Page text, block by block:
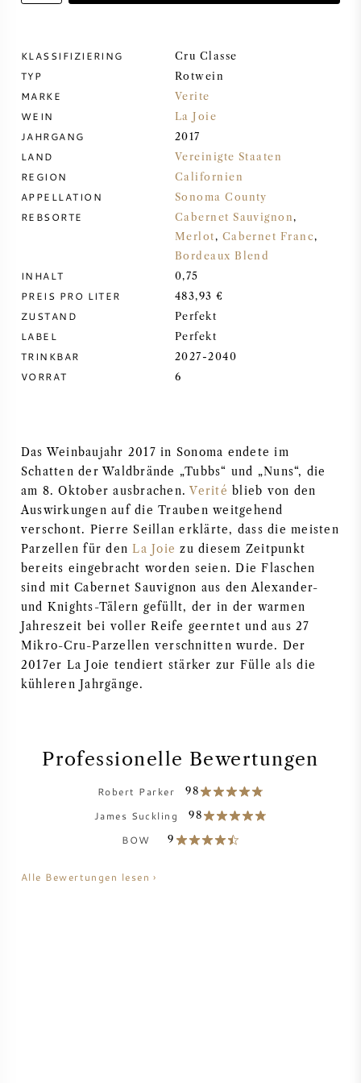
CABERNET SAUVIGNON
PINOT NOIR
MERLOT
ALLE REBSORTEN
FRANZÖSISCHER WEIN
ITALIENISCHER WEIN
SPANISCHER WEIN
ÖSTERREICHISCHER WEIN
ALLE LÄNDER
KLASSIFIZIERING Cru Classe
TYP Rotwein
MARKE Verite
WEIN La Joie
JAHRGANG 2017
LAND Vereinigte Staaten
REGION Californien
APPELLATION Sonoma County
REBSORTE Cabernet Sauvignon,
Merlot, Cabernet Franc,
Bordeaux Blend
INHALT 0,75
PREIS PRO LITER 483,93 €
ZUSTAND Perfekt
LABEL Perfekt
TRINKBAR 2027-2040
VORRAT 6
Das Weinbaujahr 2017 in Sonoma endete im
Schatten der Waldbrände „Tubbs“ und „Nuns“, die
am 8. Oktober ausbrachen.Verité blieb von den
Auswirkungen auf die Trauben weitgehend
verschont. Pierre Seillan erklärte, dass die meisten
Parzellen für denLa Joie zu diesem Zeitpunkt
bereits eingebracht worden seien. Die Flaschen
sind mit Cabernet Sauvignon aus den Alexander-
und Knights-Tälern gefüllt, der in der warmen
Jahreszeit bei voller Reife geerntet und aus 27
Mikro-Cru-Parzellen verschnitten wurde. Der
2017er La Joie tendiert stärker zur Fülle als die
kühleren Jahrgänge.
Professionelle Bewertungen
Robert Parker 98
James Suckling 98
BOW 9
Alle Bewertungen lesen ›